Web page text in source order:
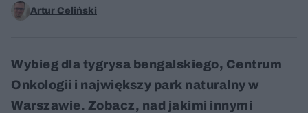
Artur Celiński
Wybieg dla tygrysa bengalskiego, Centrum
Onkologii i największy park naturalny w
Warszawie. Zobacz, nad jakimi innymi